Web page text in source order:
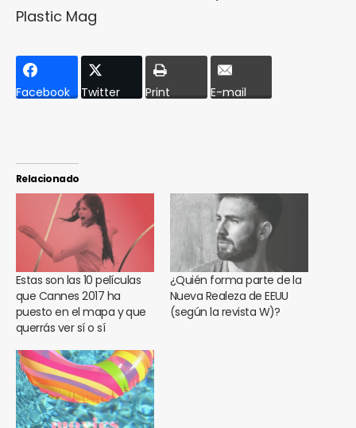
Plastic Mag
Facebook Twitter Print E-mail
Relacionado
Estas son las 10 películas
que Cannes 2017 ha
puesto en el mapa y que
querrás ver sí o sí
¿Quién forma parte de la
Nueva Realeza de EEUU
(según la revista W)?